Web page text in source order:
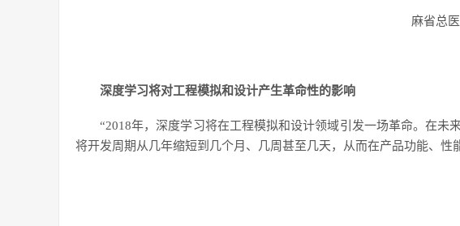
麻省总
深度学习将对工程模拟和设计产生革命性的影响
“2018年，深度学习将在工程模拟和设计领域引发一场革命。在未
将开发周期从几年缩短到几个月、几周甚至几天，从而在产品功能、性